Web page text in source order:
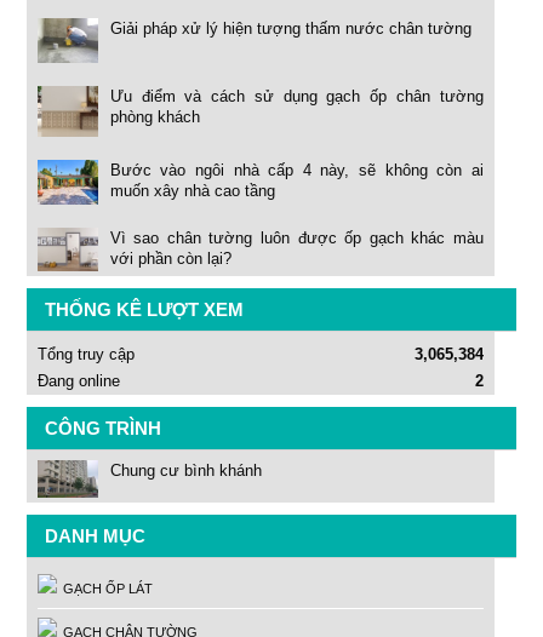
Giải pháp xử lý hiện tượng thấm nước chân tường
Ưu điểm và cách sử dụng gạch ốp chân tường
phòng khách
Bước vào ngôi nhà cấp 4 này, sẽ không còn ai
muốn xây nhà cao tầng
Vì sao chân tường luôn được ốp gạch khác màu
với phần còn lại?
THỐNG KÊ LƯỢT XEM
Tổng truy cập
3,065,384
Đang online
2
CÔNG TRÌNH
Chung cư bình khánh
DANH MỤC
GẠCH ỐP LÁT
GẠCH CHÂN TƯỜNG